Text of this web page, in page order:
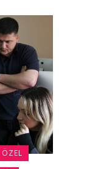
ÖZEL